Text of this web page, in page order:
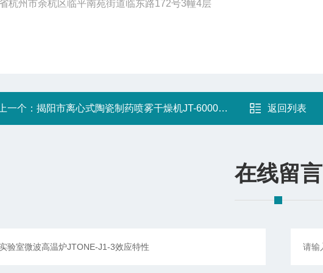
杭州市余杭区临平南苑街道临东路172号3幢4层
一个： 揭阳市离心式陶瓷制药喷雾干燥机JT-6000Y常见问题 返回列表
在线留言